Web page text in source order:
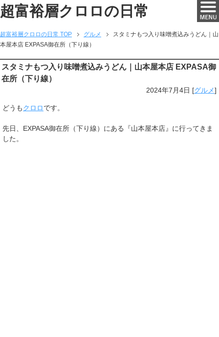
超富裕層クロロの日常
超富裕層クロロの日常 TOP グルメ
スタミナもつ入り味噌煮込みうどん｜山
本屋本店 EXPASA御在所（下り線）
スタミナもつ入り味噌煮込みうどん｜山本屋本店 EXPASA御
在所（下り線）
2024年7月4日 [グルメ]
どうもクロロです。
先日、EXPASA御在所（下り線）にある『山本屋本店』に行ってきま
した。